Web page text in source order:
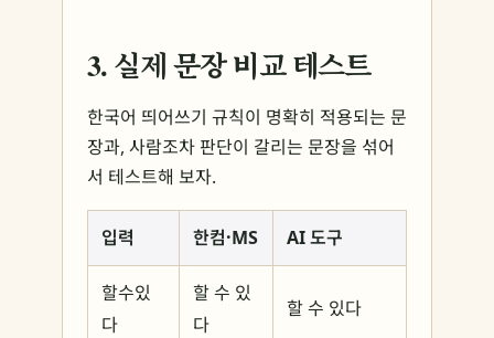
3. 실제 문장 비교 테스트
한국어 띄어쓰기 규칙이 명확히 적용되는 문
장과, 사람조차 판단이 갈리는 문장을 섞어
서 테스트해 보자.
입력 한컴·MS AI 도구
할수있
다
할 수 있
다
할 수 있다